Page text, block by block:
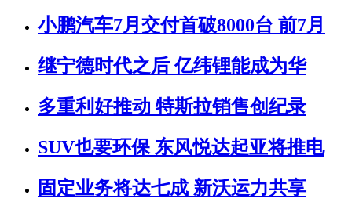
小鹏汽车7月交付首破8000台 前7月
继宁德时代之后 亿纬锂能成为华
多重利好推动 特斯拉销售创纪录
SUV也要环保 东风悦达起亚将推电
固定业务将达七成 新沃运力共享